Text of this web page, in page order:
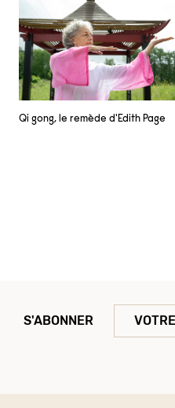
Qi gong, le remède d'Edith Page
S'ABONNER